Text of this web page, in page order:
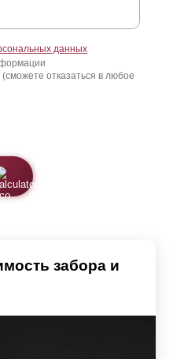
данных
отказаться в любое
забора и